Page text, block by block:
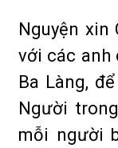
Nguyện xin
với các anh
Ba Làng,
Người
mỗi người